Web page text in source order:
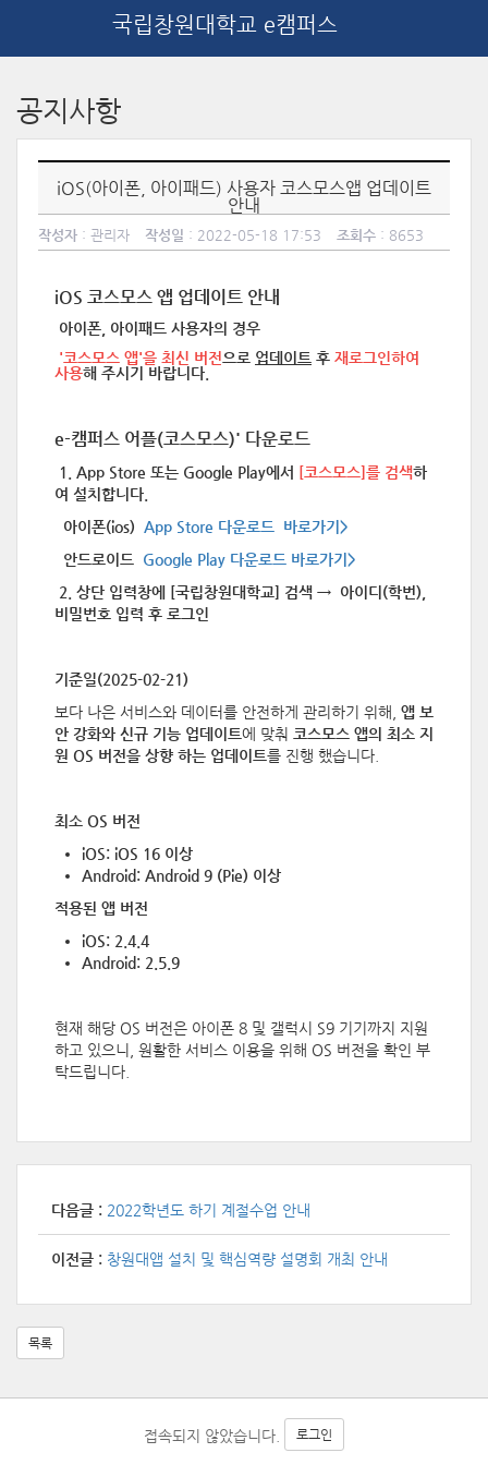
국립창원대학교 e캠퍼스
공지사항
iOS(아이폰, 아이패드) 사용자 코스모스앱 업데이트
안내
작성자 : 관리자 작성일 : 2022-05-18 17:53 조회수 : 8653
iOS 코스모스 앱 업데이트 안내
아이폰, 아이패드 사용자의 경우
'코스모스 앱'을 최신 버전으로 업데이트 후 재로그인하여
사용해 주시기 바랍니다.
e-캠퍼스 어플(코스모스)' 다운로드
1. App Store 또는 Google Play에서 [코스모스]를 검색하
여 설치합니다.
아이폰(ios) App Store 다운로드 바로가기>
안드로이드 Google Play 다운로드 바로가기>
2. 상단 입력창에 [국립창원대학교] 검색 → 아이디(학번),
비밀번호 입력 후 로그인
기준일(2025-02-21)
보다 나은 서비스와 데이터를 안전하게 관리하기 위해, 앱 보
안 강화와 신규 기능 업데이트에 맞춰 코스모스 앱의 최소 지
원 OS 버전을 상향 하는 업데이트를 진행 했습니다.
최소 OS 버전
iOS: iOS 16 이상
Android: Android 9 (Pie) 이상
적용된 앱 버전
iOS: 2.4.4
Android: 2.5.9
현재 해당 OS 버전은 아이폰 8 및 갤럭시 S9 기기까지 지원
하고 있으니, 원활한 서비스 이용을 위해 OS 버전을 확인 부
탁드립니다.
다음글 : 2022학년도 하기 계절수업 안내
이전글 : 창원대앱 설치 및 핵심역량 설명회 개최 안내
목록
접속되지 않았습니다. 로그인